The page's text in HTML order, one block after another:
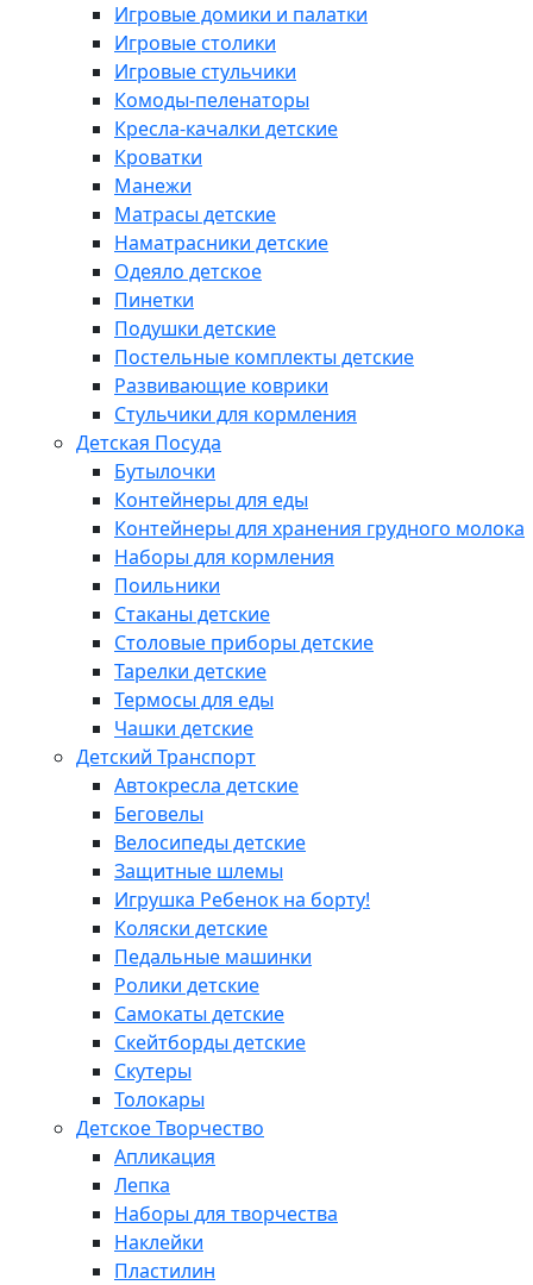
Игровые домики и палатки
Игровые столики
Игровые стульчики
Комоды-пеленаторы
Кресла-качалки детские
Кроватки
Манежи
Матрасы детские
Наматрасники детские
Одеяло детское
Пинетки
Подушки детские
Постельные комплекты детские
Развивающие коврики
Стульчики для кормления
Детская Посуда
Бутылочки
Контейнеры для еды
Контейнеры для хранения грудного молока
Наборы для кормления
Поильники
Стаканы детские
Столовые приборы детские
Тарелки детские
Термосы для еды
Чашки детские
Детский Транспорт
Автокресла детские
Беговелы
Велосипеды детские
Защитные шлемы
Игрушка Ребенок на борту!
Коляски детские
Педальные машинки
Ролики детские
Самокаты детские
Скейтборды детские
Скутеры
Толокары
Детское Творчество
Апликация
Лепка
Наборы для творчества
Наклейки
Пластилин